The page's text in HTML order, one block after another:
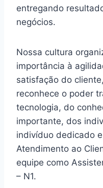
entregando
negócios.
Nossa cultura
importância à
satisfação do
reconhece o poder
tecnologia, do
importante, dos
indivíduo dedicado
Atendimento ao
equipe como
– N1.